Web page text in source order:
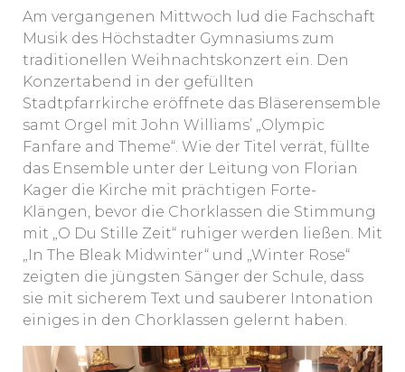
Am vergangenen Mittwoch lud die Fachschaft
Musik des Höchstadter Gymnasiums zum
traditionellen Weihnachtskonzert ein. Den
Konzertabend in der gefüllten
Stadtpfarrkirche eröffnete das Bläserensemble
samt Orgel mit John Williams’ „Olympic
Fanfare and Theme“. Wie der Titel verrät, füllte
das Ensemble unter der Leitung von Florian
Kager die Kirche mit prächtigen Forte-
Klängen, bevor die Chorklassen die Stimmung
mit „O Du Stille Zeit“ ruhiger werden ließen. Mit
„In The Bleak Midwinter“ und „Winter Rose“
zeigten die jüngsten Sänger der Schule, dass
sie mit sicherem Text und sauberer Intonation
einiges in den Chorklassen gelernt haben.